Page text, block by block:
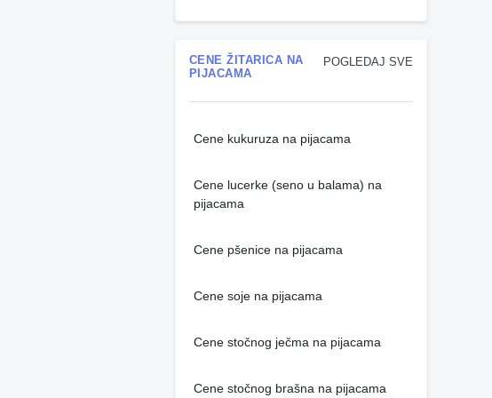
POGLEDAJ SVE
CENE ŽITARICA NA
PIJACAMA
Cene kukuruza na pijacama
Cene lucerke (seno u balama) na
pijacama
Cene pšenice na pijacama
Cene soje na pijacama
Cene stočnog ječma na pijacama
Cene stočnog brašna na pijacama